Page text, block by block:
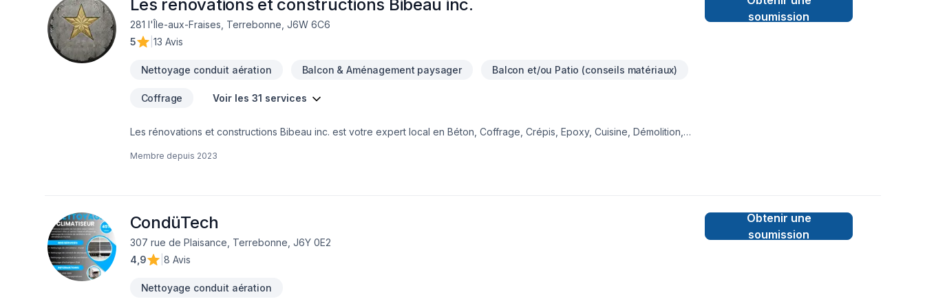
Les rénovations et constructions Bibeau inc.
281 l'Île-aux-Fraises, Terrebonne, J6W 6C6
5
13 Avis
Nettoyage conduit aération Balcon & Aménagement paysager Balcon et/ou Patio (conseils matériaux)
Coffrage Voir les 31 services
Les rénovations et constructions Bibeau inc. est votre expert local en Béton, Coffrage, Crépis, Epoxy, Cuisine, Démolition,
Salle de bain, Sous-sol dans les secteurs de Centre du Québec,Lanaudière,Laurentides,Laval,Mauricie,Montérégie,Montréal,
Membre depuis 2023
soumission
CondüTech
307 rue de Plaisance, Terrebonne, J6Y 0E2
4,9
8 Avis
Nettoyage conduit aération
Obtenir une
soumission